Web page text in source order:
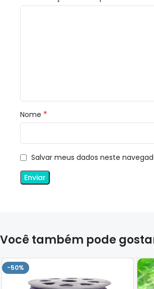
Nome *
Salvar meus dados neste
Você também pode
-50%